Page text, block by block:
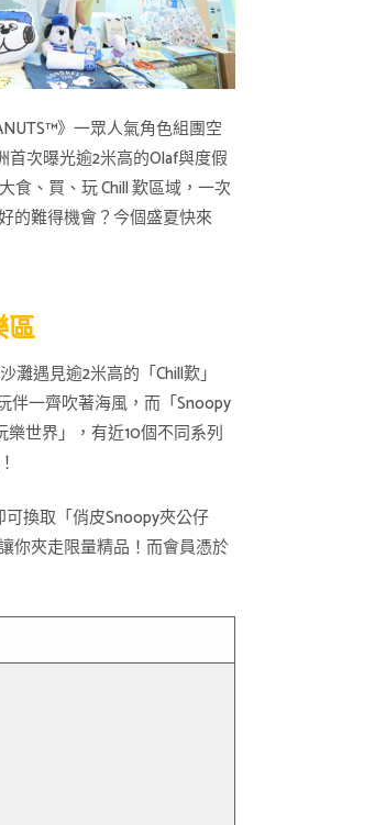
》一眾人氣角色組團空
首次曝光逾2米高的Olaf與度假
食、買、玩 Chill 歎區域，一次
的難得機會？今個盛夏快來
區
遇見逾2米高的「Chill歎」
伴一齊吹著海風，而「Snoopy
世界」，有近10個不同系列
換取「俏皮Snoopy夾公仔
你夾走限量精品！而會員憑於